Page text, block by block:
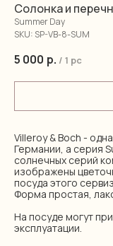
Солонка и
Summer Day
SKU: SP-VB-8-SUM
5 000 р. / 1 pc
Villeroy & Boch -
Германии, а серия
солнечных серий
изображены
посуда этого
Форма простая,
На посуде могут
эксплуатации.